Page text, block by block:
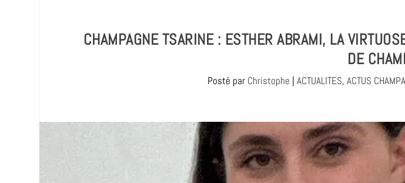
CHAMPAGNE TSARINE : ESTHER ABRAMI, LA
DE
Posté par Christophe | ACTUALITES, ACTUS